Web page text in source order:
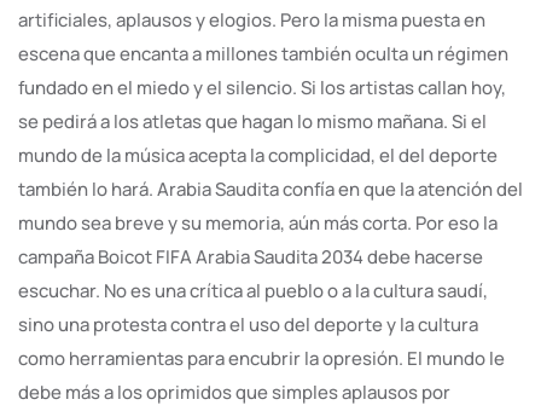
artificiales, aplausos y elogios. Pero la misma puesta en
escena que encanta a millones también oculta un régimen
fundado en el miedo y el silencio. Si los artistas callan hoy,
se pedirá a los atletas que hagan lo mismo mañana. Si el
mundo de la música acepta la complicidad, el del deporte
también lo hará. Arabia Saudita confía en que la atención del
mundo sea breve y su memoria, aún más corta. Por eso la
campaña Boicot FIFA Arabia Saudita 2034 debe hacerse
escuchar. No es una crítica al pueblo o a la cultura saudí,
sino una protesta contra el uso del deporte y la cultura
como herramientas para encubrir la opresión. El mundo le
debe más a los oprimidos que simples aplausos por